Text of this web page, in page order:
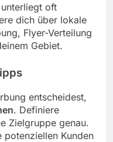
oft
dich über lokale
Flyer-Verteilung
Gebiet.
entscheidest,
. Definiere
Zielgruppe genau.
Kunden